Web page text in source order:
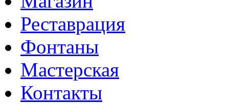
Реставрация
Фонтаны
Мастерская
Контакты